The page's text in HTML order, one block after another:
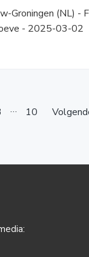
Groningen (NL) -
- 2025-03-02
Interim
… Pagina
10